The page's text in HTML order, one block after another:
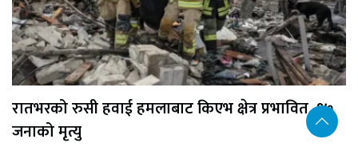
रातभरको रुसी हवाई हमलाबाट किएभ क्षेत्र प्रभावित, १७
जनाको मृत्यु